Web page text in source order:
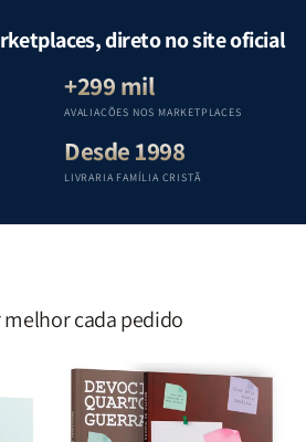
|
Equipe
Teológica
Penkal
Equipe
direto no site oficial
+299 mil
AVALIAÇÕES NOS MARKETPLACES
Desde 1998
LIVRARIA FAMÍLIA CRISTÃ
cada pedido